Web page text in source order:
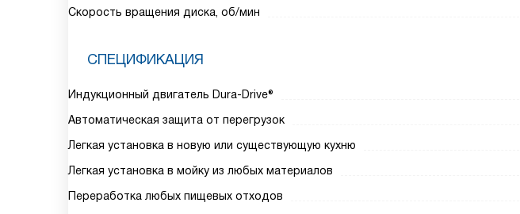
Скорость вращения диска, об/мин
СПЕЦИФИКАЦИЯ
Индукционный двигатель Dura-Drive®
Автоматическая защита от перегрузок
Легкая установка в новую или существующую кухню
Легкая установка в мойку из любых материалов
Переработка любых пищевых отходов